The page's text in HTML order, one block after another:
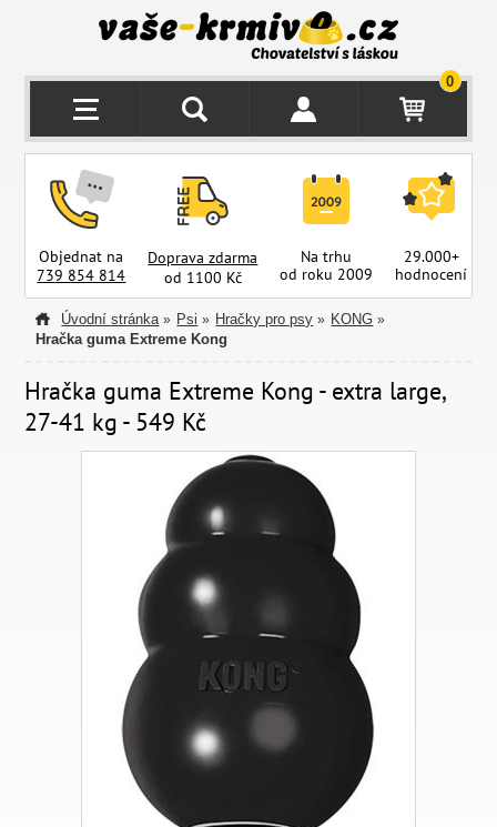
0
Objednat na
739 854 814
Doprava zdarma
od 1100 Kč
Na trhu
od roku 2009
29.000+
hodnocení
Úvodní stránka » Psi » Hračky pro psy » KONG »
Hračka guma Extreme Kong
Hračka guma Extreme Kong - extra large,
27-41 kg - 549 Kč